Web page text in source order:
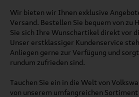
Wir bieten wir Ihnen exklusive
Versand. Bestellen Sie bequem von zu
Sie sich Ihre Wunschartikel direkt vor
Unser erstklassiger Kundenservice
Anliegen gerne zur Verfügung und
rundum zufrieden sind.
Tauchen Sie ein in die Welt von
von unserem umfangreichen Sortiment